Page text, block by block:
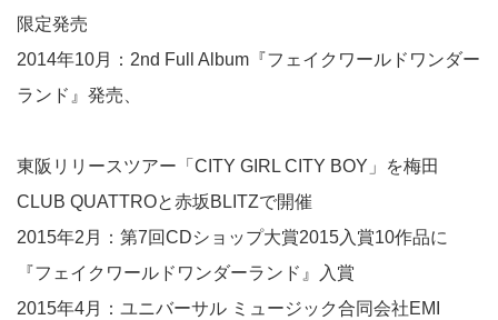
限定発売
2014年10月：2nd Full Album『フェイクワールドワンダー
ランド』発売、
東阪リリースツアー「CITY GIRL CITY BOY」を梅田
CLUB QUATTROと赤坂BLITZで開催
2015年2月：第7回CDショップ大賞2015入賞10作品に
『フェイクワールドワンダーランド』入賞
2015年4月：ユニバーサル ミュージック合同会社EMI